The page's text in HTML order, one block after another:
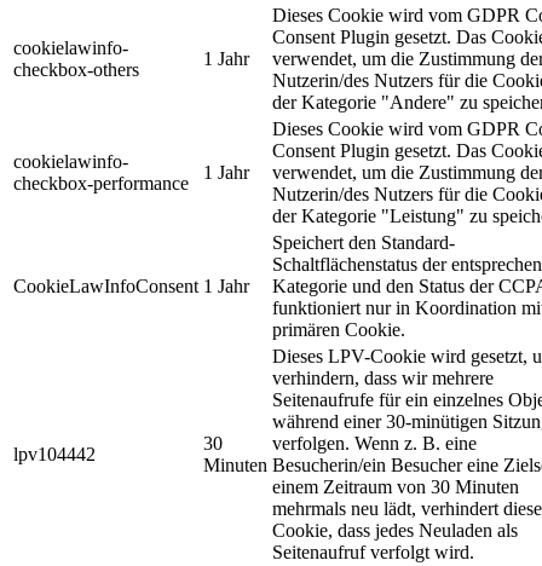
cookielawinfo-
checkbox-others
1 Jahr
Dieses Cookie wird vom GDPR
Consent Plugin gesetzt. Das
verwendet, um die Zustimmung
Nutzerin/des Nutzers für die
der Kategorie "Andere" zu
cookielawinfo-
checkbox-performance
1 Jahr
Dieses Cookie wird vom GDPR
Consent Plugin gesetzt. Das
verwendet, um die Zustimmung
Nutzerin/des Nutzers für die
der Kategorie "Leistung" zu
CookieLawInfoConsent 1 Jahr
Speichert den Standard-
Schaltflächenstatus der
Kategorie und den Status der
funktioniert nur in Koordination
primären Cookie.
lpv104442
30
Minuten
Dieses LPV-Cookie wird gesetzt,
verhindern, dass wir mehrere
Seitenaufrufe für ein einzelnes
während einer 30-minütigen
verfolgen. Wenn z. B. eine
Besucherin/ein Besucher eine
einem Zeitraum von 30 Minuten
mehrmals neu lädt, verhindert
Cookie, dass jedes Neuladen als
Seitenaufruf verfolgt wird.